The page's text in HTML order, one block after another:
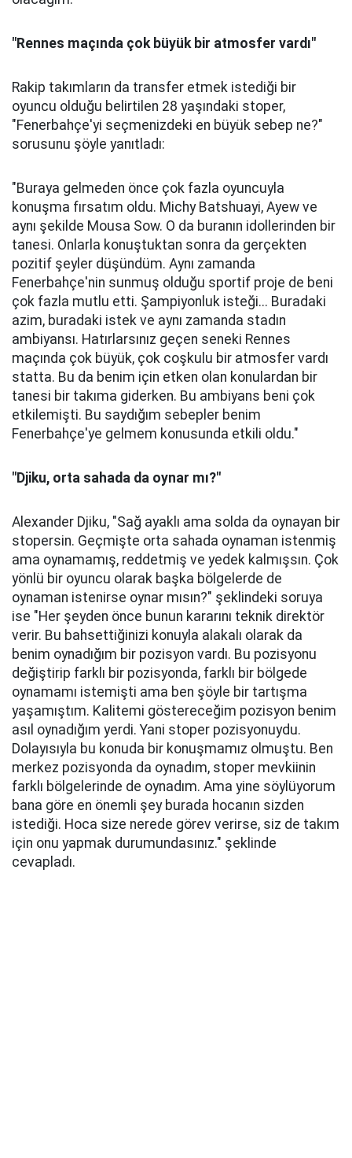
"Rennes maçında çok büyük bir atmosfer vardı"
Rakip takımların da transfer etmek istediği bir
oyuncu olduğu belirtilen 28 yaşındaki stoper,
"Fenerbahçe'yi seçmenizdeki en büyük sebep ne?"
sorusunu şöyle yanıtladı:
"Buraya gelmeden önce çok fazla oyuncuyla
konuşma fırsatım oldu. Michy Batshuayi, Ayew ve
aynı şekilde Mousa Sow. O da buranın idollerinden bir
tanesi. Onlarla konuştuktan sonra da gerçekten
pozitif şeyler düşündüm. Aynı zamanda
Fenerbahçe'nin sunmuş olduğu sportif proje de beni
çok fazla mutlu etti. Şampiyonluk isteği... Buradaki
azim, buradaki istek ve aynı zamanda stadın
ambiyansı. Hatırlarsınız geçen seneki Rennes
maçında çok büyük, çok coşkulu bir atmosfer vardı
statta. Bu da benim için etken olan konulardan bir
tanesi bir takıma giderken. Bu ambiyans beni çok
etkilemişti. Bu saydığım sebepler benim
Fenerbahçe'ye gelmem konusunda etkili oldu."
"Djiku, orta sahada da oynar mı?"
Alexander Djiku, "Sağ ayaklı ama solda da oynayan bir
stopersin. Geçmişte orta sahada oynaman istenmiş
ama oynamamış, reddetmiş ve yedek kalmışsın. Çok
yönlü bir oyuncu olarak başka bölgelerde de
oynaman istenirse oynar mısın?" şeklindeki soruya
ise "Her şeyden önce bunun kararını teknik direktör
verir. Bu bahsettiğinizi konuyla alakalı olarak da
benim oynadığım bir pozisyon vardı. Bu pozisyonu
değiştirip farklı bir pozisyonda, farklı bir bölgede
oynamamı istemişti ama ben şöyle bir tartışma
yaşamıştım. Kalitemi göstereceğim pozisyon benim
asıl oynadığım yerdi. Yani stoper pozisyonuydu.
Dolayısıyla bu konuda bir konuşmamız olmuştu. Ben
merkez pozisyonda da oynadım, stoper mevkiinin
farklı bölgelerinde de oynadım. Ama yine söylüyorum
bana göre en önemli şey burada hocanın sizden
istediği. Hoca size nerede görev verirse, siz de takım
için onu yapmak durumundasınız." şeklinde
cevapladı.